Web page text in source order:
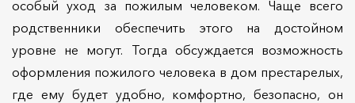
особый уход за пожилым человеком. Чаще всего
родственники обеспечить этого на достойном
уровне не могут. Тогда обсуждается возможность
оформления пожилого человека в дом престарелых,
где ему будет удобно, комфортно, безопасно, он